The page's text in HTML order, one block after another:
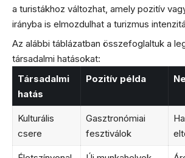
a turistákhoz változhat, amely pozitív
irányba is elmozdulhat a turizmus
Az alábbi táblázatban összefoglaltuk a
társadalmi hatásokat:
Társadalmi
hatás
Pozitív példa
Kulturális
csere
Gasztronómiai
fesztiválok